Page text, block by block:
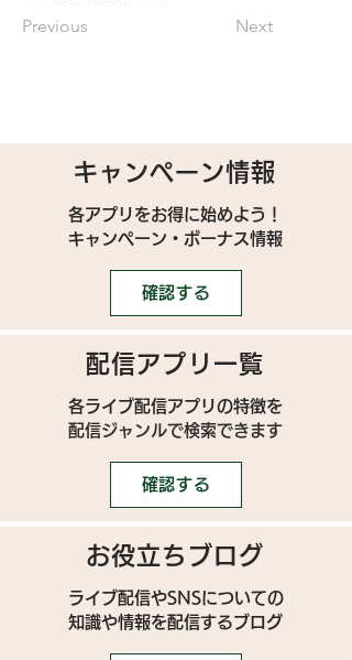
Previous Next
キャンペーン情報
各アプリをお得に始めよう！
キャンペーン・ボーナス情報
確認する
配信アプリ一覧
各ライブ配信アプリの特徴を
配信ジャンルで検索できます
確認する
お役立ちブログ
ライブ配信やSNSについての
​知識や情報を配信するブログ